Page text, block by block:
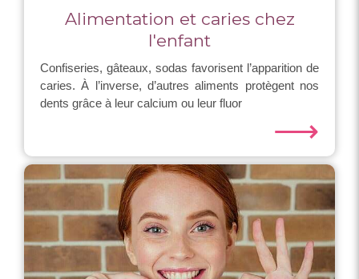
Alimentation et caries chez
l'enfant
Confiseries, gâteaux, sodas favorisent l’apparition de
caries. À l’inverse, d’autres aliments protègent nos
dents grâce à leur calcium ou leur fluor
⟶